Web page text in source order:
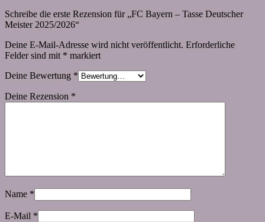
Schreibe die erste Rezension für „FC Bayern – Tasse Deutscher
Meister 2025/2026“
Deine E-Mail-Adresse wird nicht veröffentlicht. Erforderliche
Felder sind mit * markiert
Deine Bewertung *
Deine Rezension *
Name *
E-Mail *